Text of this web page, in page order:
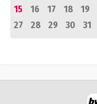
15
16 17 18 19
27
28 29 30 31